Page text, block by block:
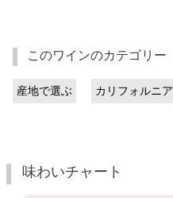
このワインのカテゴリー
産地で選ぶ カリフォルニア
味わいチャート